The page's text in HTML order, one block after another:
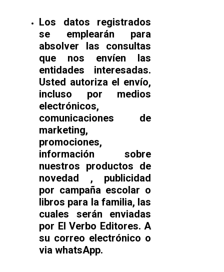
Los datos registrados
se emplearán para
absolver las consultas
que nos envíen las
entidades interesadas.
Usted autoriza el envío,
incluso por medios
electrónicos,
comunicaciones de
marketing,
promociones,
información sobre
nuestros productos de
novedad , publicidad
por campaña escolar o
libros para la familia, las
cuales serán enviadas
por El Verbo Editores. A
su correo electrónico o
via whatsApp.